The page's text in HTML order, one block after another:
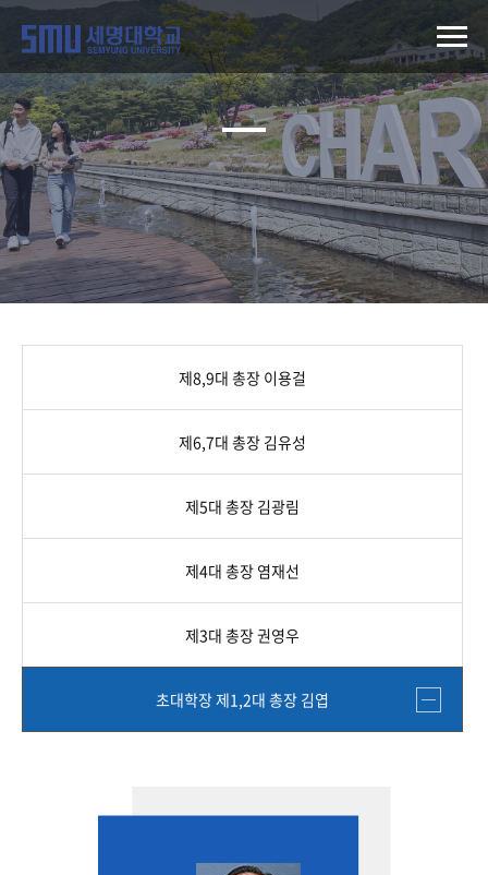
제8,9대 총장 이용걸
제6,7대 총장 김유성
제5대 총장 김광림
제4대 총장 염재선
제3대 총장 권영우
초대학장 제1,2대 총장 김엽